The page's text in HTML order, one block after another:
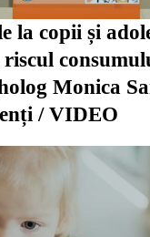
la copii și
Monica
/ VIDEO